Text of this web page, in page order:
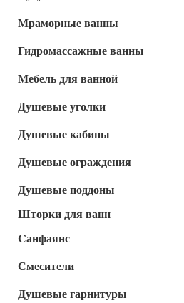
Мраморные ванны
Гидромассажные ванны
Мебель для ванной
Душевые уголки
Душевые кабины
Душевые ограждения
Душевые поддоны
Шторки для ванн
Cанфаянс
Смесители
Душевые гарнитуры